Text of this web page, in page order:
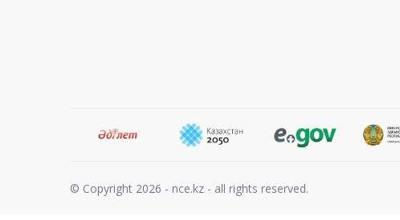
© Copyright 2026 - nce.kz - all rights reserved.